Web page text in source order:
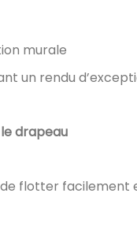
murale
un rendu
drapeau
flotter